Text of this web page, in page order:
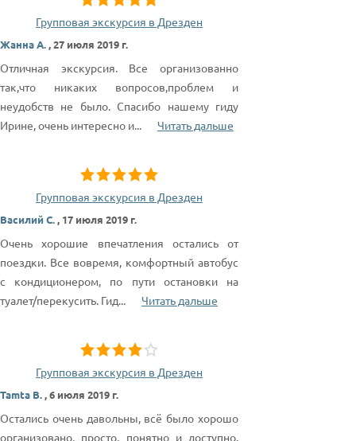
Групповая экскурсия в Дрезден
Жанна А.,27 июля 2019 г.
Отличная экскурсия. Все организованно
так,что никаких вопросов,проблем и
неудобств не было. Спасибо нашему гиду
Ирине, очень интересно и... Читать дальше
Групповая экскурсия в Дрезден
Василий С., 17 июля 2019 г.
Очень хорошие впечатления остались от
поездки. Все вовремя, комфортный автобус
с кондиционером, по пути остановки на
туалет/перекусить. Гид... Читать дальше
Групповая экскурсия в Дрезден
Tamta B.,6 июля 2019 г.
Остались очень давольны, всё было хорошо
организовано, просто, понятно и доступно.